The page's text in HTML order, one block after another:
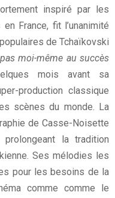
inspiré par les
France, fit l’unanimité
de Tchaïkovski
moi-même au succès
mois avant sa
production classique
scènes du monde. La
de Casse-Noisette
la tradition
Ses mélodies les
pour les besoins de la
comme comme le